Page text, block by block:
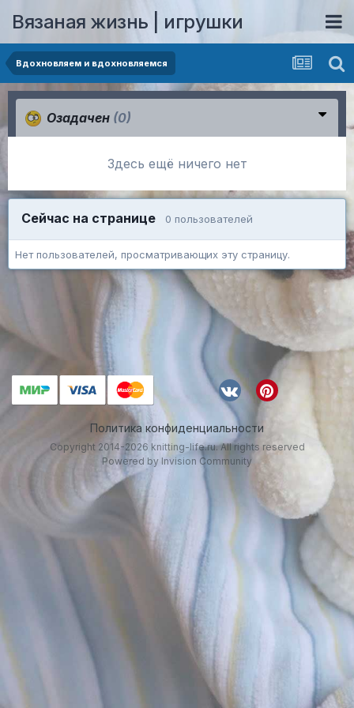
Вязаная жизнь | игрушки
Вдохновляем и вдохновляемся
Озадачен (0)
Здесь ещё ничего нет
Сейчас на странице 0 пользователей
Нет пользователей, просматривающих эту страницу.
Политика конфиденциальности
Copyright 2014-2026 knitting-life.ru. All rights reserved
Powered by Invision Community